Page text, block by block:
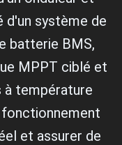
d'un système de
batterie BMS,
MPPT ciblé et
température
et assurer de